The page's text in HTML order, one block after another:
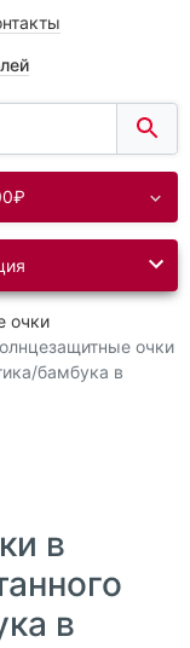
очки
очки
бамбука в
в
в